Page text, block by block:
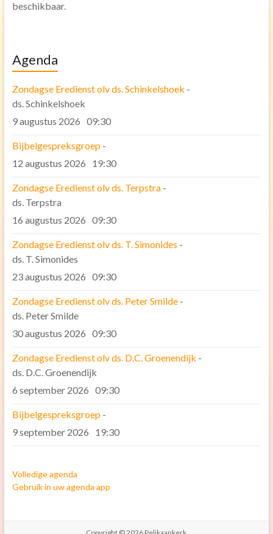
Ledenadministratie
ANBI
PGBA ‘Rondom de Pelikaankerk’
PGBA ‘Rondom de Pelikaankerk’ Diaconie
beschikbaar.
Agenda
Zondagse Eredienst olv ds. Schinkelshoek -
ds. Schinkelshoek
9 augustus 2026 09:30
Bijbelgespreksgroep-
12 augustus 2026
19:30
Zondagse Eredienst olv ds. Terpstra-
ds. Terpstra
16 augustus 2026 09:30
Zondagse Eredienst olv ds. T. Simonides -
ds. T. Simonides
23 augustus 2026 09:30
Zondagse Eredienst olv ds. Peter Smilde-
ds. Peter Smilde
30 augustus 2026 09:30
Zondagse Eredienst olv ds. D.C. Groenendijk -
ds. D.C. Groenendijk
6 september 2026 09:30
Bijbelgespreksgroep-
9 september 2026
19:30
Volledige agenda
Gebruik in uw agenda app